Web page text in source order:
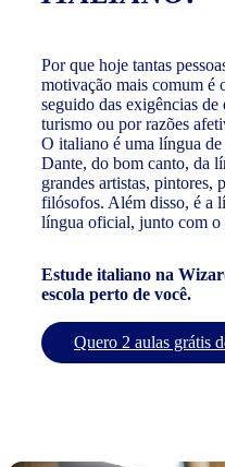
Por que hoje tantas
motivação mais comum é
seguido das exigências
turismo ou por razões
O italiano é uma língua
Dante, do bom canto, da
grandes artistas, pintores,
filósofos. Além disso, é a
língua oficial, junto com o
Estude italiano na
escola perto de você.
Quero 2 aulas grátis